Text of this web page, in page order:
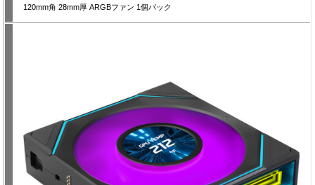
120mm角 28mm厚 ARGBファン 1個パック